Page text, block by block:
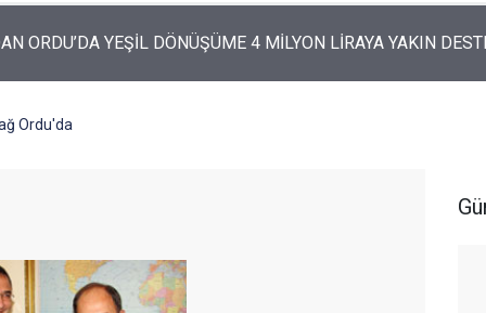
ORDU’DAKİ 69 KİŞİLİK KURUCU KADROSU AÇIKLANDI
Ordu'da